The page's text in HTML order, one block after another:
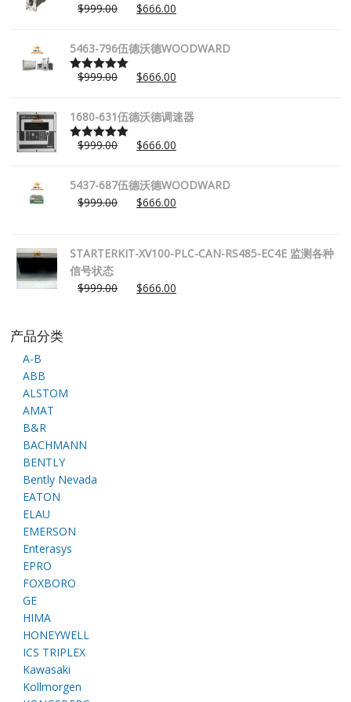
Rated5.00
$999.00 $666.00
5463-796伍德沃德WOODWARD
Rated5.00
$999.00 $666.00
1680-631伍德沃德调速器
Rated5.00
$999.00 $666.00
5437-687伍德沃德WOODWARD
$999.00 $666.00
STARTERKIT-XV100-PLC-CAN-RS485-EC4E 监测各种
信号状态
$999.00 $666.00
产品分类
A-B
ABB
ALSTOM
AMAT
B&R
BACHMANN
BENTLY
Bently Nevada
EATON
ELAU
EMERSON
Enterasys
EPRO
FOXBORO
GE
HIMA
HONEYWELL
ICS TRIPLEX
Kawasaki
Kollmorgen